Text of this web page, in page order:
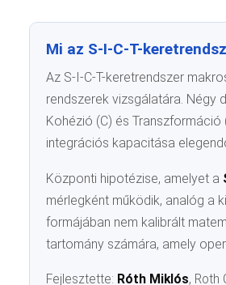
Mi az S-I-C-T-
Az S-I-C-T-keretrendszer
rendszerek vizsgálatára. Négy
Kohézió (C) és
integrációs kapacitása
Központi hipotézise, amelyet a
mérlegként működik, analóg a
formájában nem kalibrált
tartomány számára, amely
Fejlesztette: Róth Miklós, Roth